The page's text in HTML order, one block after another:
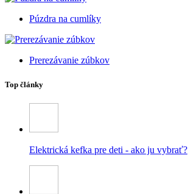
Púzdra na cumlíky
Prerezávanie zúbkov
Top články
Elektrická kefka pre deti - ako ju vybrať?